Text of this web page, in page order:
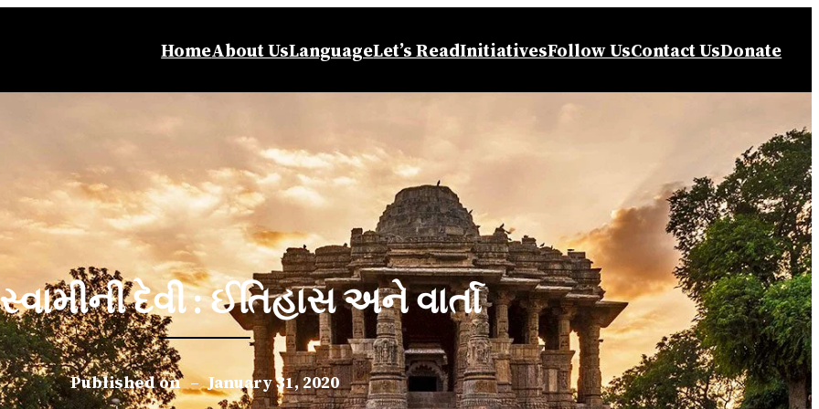
HomeAbout UsLanguageLet’s ReadInitiativesFollow UsContact UsDonate
દેવી : ઈતિહાસ અને વાર્તા
Published on – January 31, 2020